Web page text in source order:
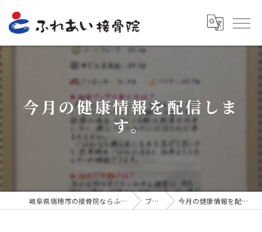
今月の健康情報を配信しま
す。
岐阜県瑞穂市の接骨院ならふれあい接骨院 ブログ 今月の健康情報を配信します。